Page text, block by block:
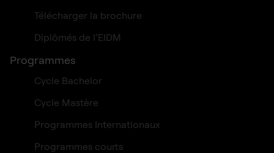
Télécharger la brochure
Diplômés de l’EIDM
Programmes
Cycle Bachelor
Cycle Mastère
Programmes Internationaux
Programmes courts